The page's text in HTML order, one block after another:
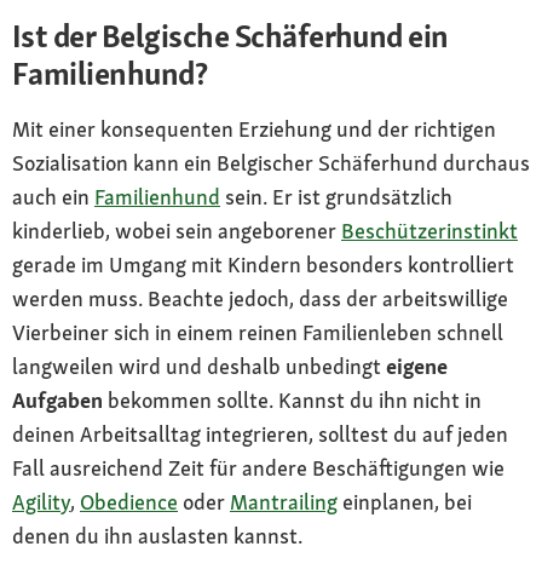
Ist der Belgische Schäferhund ein
Familienhund?
Mit einer konsequenten Erziehung und der richtigen
Sozialisation kann ein Belgischer Schäferhund durchaus
auch ein Familienhund sein. Er ist grundsätzlich
kinderlieb, wobei sein angeborener Beschützerinstinkt
gerade im Umgang mit Kindern besonders kontrolliert
werden muss. Beachte jedoch, dass der arbeitswillige
Vierbeiner sich in einem reinen Familienleben schnell
langweilen wird und deshalb unbedingt eigene
Aufgaben bekommen sollte. Kannst du ihn nicht in
deinen Arbeitsalltag integrieren, solltest du auf jeden
Fall ausreichend Zeit für andere Beschäftigungen wie
Agility, Obedience oder Mantrailing einplanen, bei
denen du ihn auslasten kannst.